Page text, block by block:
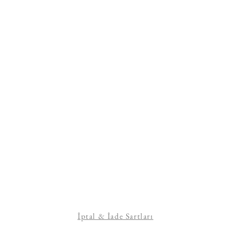
İptal & İade Sartları